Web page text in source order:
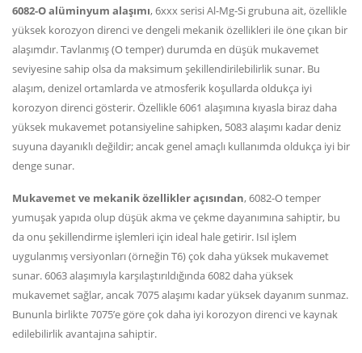
6082-O alüminyum alaşımı, 6xxx serisi Al-Mg-Si grubuna ait, özellikle
yüksek korozyon direnci ve dengeli mekanik özellikleri ile öne çıkan bir
alaşımdır. Tavlanmış (O temper) durumda en düşük mukavemet
seviyesine sahip olsa da maksimum şekillendirilebilirlik sunar. Bu
alaşım, denizel ortamlarda ve atmosferik koşullarda oldukça iyi
korozyon direnci gösterir. Özellikle 6061 alaşımına kıyasla biraz daha
yüksek mukavemet potansiyeline sahipken, 5083 alaşımı kadar deniz
suyuna dayanıklı değildir; ancak genel amaçlı kullanımda oldukça iyi bir
denge sunar.
Mukavemet ve mekanik özellikler açısından, 6082-O temper
yumuşak yapıda olup düşük akma ve çekme dayanımına sahiptir, bu
da onu şekillendirme işlemleri için ideal hale getirir. Isıl işlem
uygulanmış versiyonları (örneğin T6) çok daha yüksek mukavemet
sunar. 6063 alaşımıyla karşılaştırıldığında 6082 daha yüksek
mukavemet sağlar, ancak 7075 alaşımı kadar yüksek dayanım sunmaz.
Bununla birlikte 7075’e göre çok daha iyi korozyon direnci ve kaynak
edilebilirlik avantajına sahiptir.